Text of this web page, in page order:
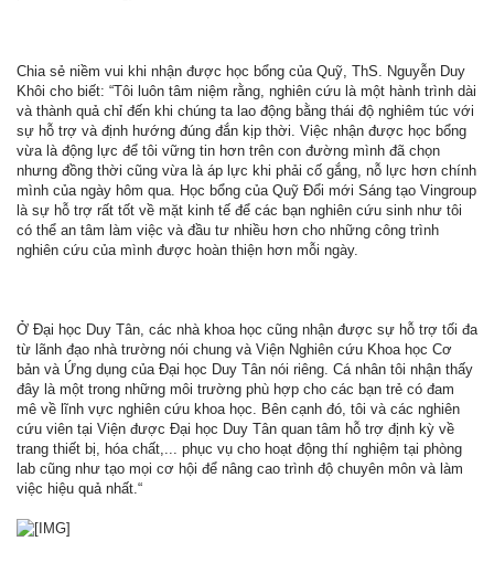
Chia sẻ niềm vui khi nhận được học bổng của Quỹ, ThS. Nguyễn Duy
Khôi cho biết: “Tôi luôn tâm niệm rằng, nghiên cứu là một hành trình dài
và thành quả chỉ đến khi chúng ta lao động bằng thái độ nghiêm túc với
sự hỗ trợ và định hướng đúng đắn kịp thời. Việc nhận được học bổng
vừa là động lực để tôi vững tin hơn trên con đường mình đã chọn
nhưng đồng thời cũng vừa là áp lực khi phải cố gắng, nỗ lực hơn chính
mình của ngày hôm qua. Học bổng của Quỹ Đổi mới Sáng tạo Vingroup
là sự hỗ trợ rất tốt về mặt kinh tế để các bạn nghiên cứu sinh như tôi
có thể an tâm làm việc và đầu tư nhiều hơn cho những công trình
nghiên cứu của mình được hoàn thiện hơn mỗi ngày.
Ở Đại học Duy Tân, các nhà khoa học cũng nhận được sự hỗ trợ tối đa
từ lãnh đạo nhà trường nói chung và Viện Nghiên cứu Khoa học Cơ
bản và Ứng dụng của Đại học Duy Tân nói riêng. Cá nhân tôi nhận thấy
đây là một trong những môi trường phù hợp cho các bạn trẻ có đam
mê về lĩnh vực nghiên cứu khoa học. Bên cạnh đó, tôi và các nghiên
cứu viên tại Viện được Đại học Duy Tân quan tâm hỗ trợ định kỳ về
trang thiết bị, hóa chất,... phục vụ cho hoạt động thí nghiệm tại phòng
lab cũng như tạo mọi cơ hội để nâng cao trình độ chuyên môn và làm
việc hiệu quả nhất.“